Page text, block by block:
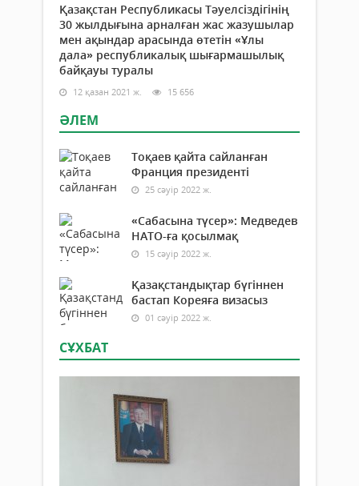
Қазақстан Республикасы Тәуелсіздігінің
30 жылдығына арналған жас жазушылар
мен ақындар арасында өтетін «Ұлы
дала» республикалық шығармашылық
байқауы туралы
12 қазан 2021 ж. 15 656
ӘЛЕМ
Тоқаев қайта сайланған
Франция президенті
25 сәуір 2022 ж.
«Сабасына түсер»: Медведев
НАТО-ға қосылмақ
15 сәуір 2022 ж.
Қазақстандықтар бүгіннен
бастап Кореяға визасыз
01 сәуір 2022 ж.
СҰХБАТ